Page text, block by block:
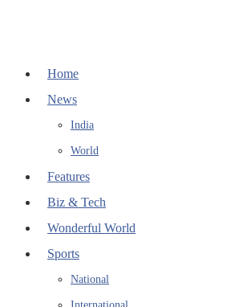
Home
News
India
World
Features
Biz & Tech
Wonderful World
Sports
National